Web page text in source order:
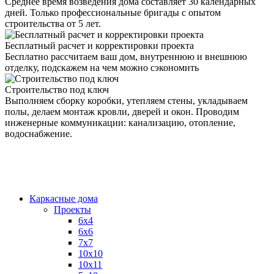
дней. Только профессиональные бригады с опытом
строительства от 5 лет.
Бесплатный расчет и корректировки проекта
Бесплатно рассчитаем ваш дом, внутреннюю и внешнюю
отделку, подскажем на чем можно сэкономить
Строительство под ключ
Выполняем сборку коробки, утепляем стены, укладываем
полы, делаем монтаж кровли, дверей и окон. Проводим
инженерные коммуникации: канализацию, отопление,
водоснабжение.
Каркасные дома
Проекты
6х4
6х6
7х7
10х10
10х11